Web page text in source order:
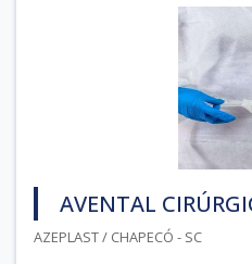
AVENTAL
AZEPLAST / CHAPECÓ - SC